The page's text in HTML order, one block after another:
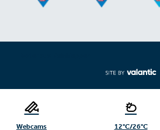
Webcams 12°C/26°C